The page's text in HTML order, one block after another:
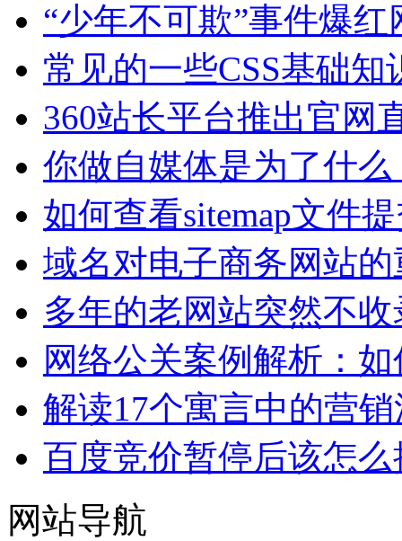
“少年不可欺”事件爆红
常见的一些CSS基础知
360站长平台推出官网
你做自媒体是为了什么
如何查看sitemap文件
域名对电子商务网站的
多年的老网站突然不
网络公关案例解析：
解读17个寓言中的营
百度竞价暂停后该怎么
网站导航